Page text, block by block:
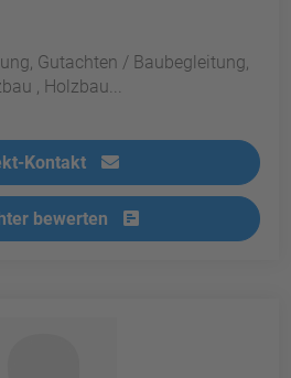
Gutachten / Baubegleitung,
, Holzbau...
Kontakt
bewerten